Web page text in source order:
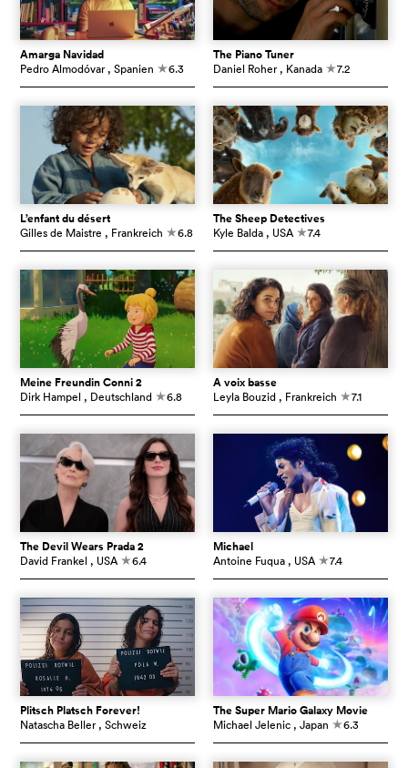
Amarga Navidad
Pedro Almodóvar , Spanien c6.3
The Piano Tuner
Daniel Roher , Kanada c7.2
L’enfant du désert
Gilles de Maistre , Frankreich c6.8
The Sheep Detectives
Kyle Balda , USA c7.4
Meine Freundin Conni 2
Dirk Hampel , Deutschland c6.8
À voix basse
Leyla Bouzid , Frankreich c7.1
The Devil Wears Prada 2
David Frankel , USA c6.4
Michael
Antoine Fuqua , USA c7.4
Plitsch Platsch Forever!
Natascha Beller , Schweiz
The Super Mario Galaxy Movie
Michael Jelenic , Japan c6.3